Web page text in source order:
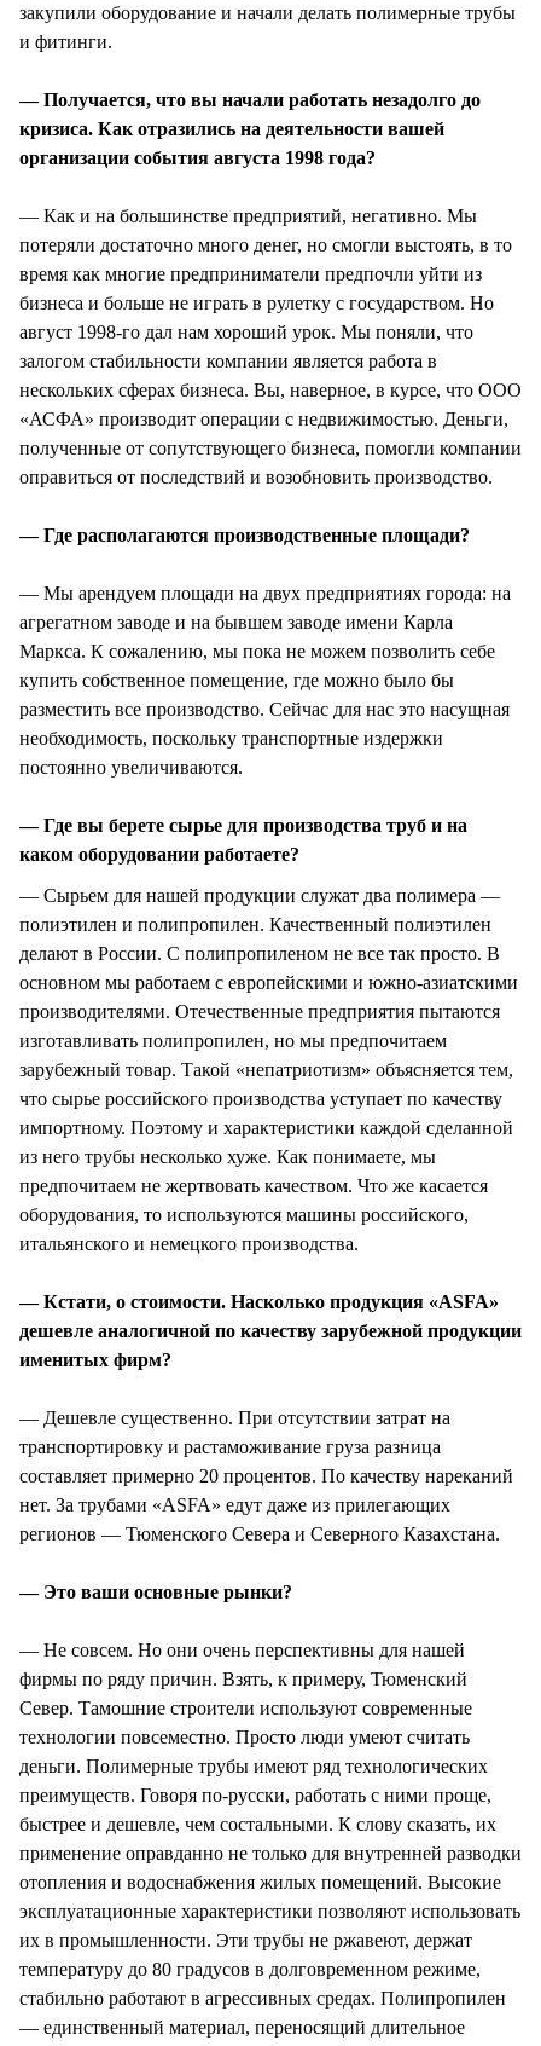
закупили оборудование и начали делать полимерные трубы
и фитинги.
— Получается, что вы начали работать незадолго до
кризиса. Как отразились на деятельности вашей
организации события августа 1998 года?
— Как и на большинстве предприятий, негативно. Мы
потеряли достаточно много денег, но смогли выстоять, в то
время как многие предприниматели предпочли уйти из
бизнеса и больше не играть в рулетку с государством. Но
август 1998-го дал нам хороший урок. Мы поняли, что
залогом стабильности компании является работа в
нескольких сферах бизнеса. Вы, наверное, в курсе, что ООО
«АСФА» производит операции с недвижимостью. Деньги,
полученные от сопутствующего бизнеса, помогли компании
оправиться от последствий и возобновить производство.
— Где располагаются производственные площади?
— Мы арендуем площади на двух предприятиях города: на
агрегатном заводе и на бывшем заводе имени Карла
Маркса. К сожалению, мы пока не можем позволить себе
купить собственное помещение, где можно было бы
разместить все производство. Сейчас для нас это насущная
необходимость, поскольку транспортные издержки
постоянно увеличиваются.
— Где вы берете сырье для производства труб и на
каком оборудовании работаете?
— Сырьем для нашей продукции служат два полимера —
полиэтилен и полипропилен. Качественный полиэтилен
делают в России. С полипропиленом не все так просто. В
основном мы работаем с европейскими и южно-азиатскими
производителями. Отечественные предприятия пытаются
изготавливать полипропилен, но мы предпочитаем
зарубежный товар. Такой «непатриотизм» объясняется тем,
что сырье российского производства уступает по качеству
импортному. Поэтому и характеристики каждой сделанной
из него трубы несколько хуже. Как понимаете, мы
предпочитаем не жертвовать качеством. Что же касается
оборудования, то используются машины российского,
итальянского и немецкого производства.
— Кстати, о стоимости. Насколько продукция «ASFA»
дешевле аналогичной по качеству зарубежной продукции
именитых фирм?
— Дешевле существенно. При отсутствии затрат на
транспортировку и растаможивание груза разница
составляет примерно 20 процентов. По качеству нареканий
нет. За трубами «ASFA» едут даже из прилегающих
регионов — Тюменского Севера и Северного Казахстана.
— Это ваши основные рынки?
— Не совсем. Но они очень перспективны для нашей
фирмы по ряду причин. Взять, к примеру, Тюменский
Север. Тамошние строители используют современные
технологии повсеместно. Просто люди умеют считать
деньги. Полимерные трубы имеют ряд технологических
преимуществ. Говоря по-русски, работать с ними проще,
быстрее и дешевле, чем состальными. К слову сказать, их
применение оправданно не только для внутренней разводки
отопления и водоснабжения жилых помещений. Высокие
эксплуатационные характеристики позволяют использовать
их в промышленности. Эти трубы не ржавеют, держат
температуру до 80 градусов в долговременном режиме,
стабильно работают в агрессивных средах. Полипропилен
— единственный материал, переносящий длительное